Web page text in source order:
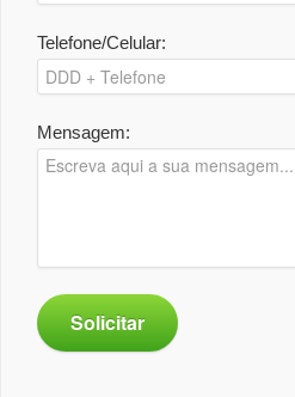
Telefone/Celular:
Mensagem:
Solicitar